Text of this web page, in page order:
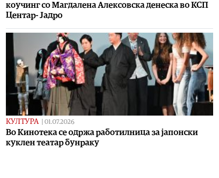
коучинг со Магдалена Алексовска денеска во КСП
Центар- Јадро
КУЛТУРА 01.07.2026
Во Кинотека се одржа работилница за јапонски
куклен театар бунраку